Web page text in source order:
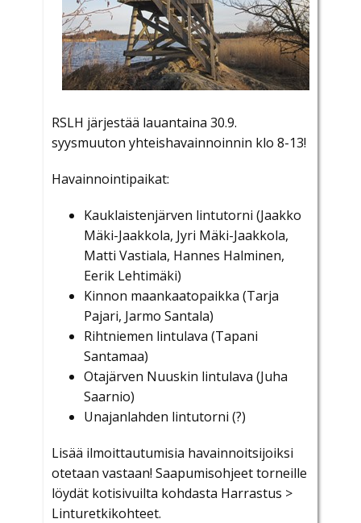
RSLH järjestää lauantaina 30.9.
syysmuuton yhteishavainnoinnin klo 8-13!
Havainnointipaikat:
Kauklaistenjärven lintutorni (Jaakko
Mäki-Jaakkola, Jyri Mäki-Jaakkola,
Matti Vastiala, Hannes Halminen,
Eerik Lehtimäki)
Kinnon maankaatopaikka (Tarja
Pajari, Jarmo Santala)
Rihtniemen lintulava (Tapani
Santamaa)
Otajärven Nuuskin lintulava (Juha
Saarnio)
Unajanlahden lintutorni (?)
Lisää ilmoittautumisia havainnoitsijoiksi
otetaan vastaan! Saapumisohjeet torneille
löydät kotisivuilta kohdasta Harrastus >
Linturetkikohteet.